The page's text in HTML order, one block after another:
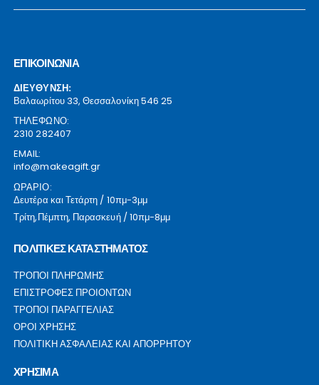
ΕΠΙΚΟΙΝΩΝΙΑ
ΔΙΕΥΘΥΝΣΗ:
Βαλαωρίτου 33, Θεσσαλονίκη 546 25
ΤΗΛΕΦΩΝΟ:
2310 282407
EMAIL:
info@makeagift.gr
ΩΡΑΡΙΟ:
Δευτέρα και Τετάρτη / 10πμ-3μμ
Τρίτη,Πέμπτη, Παρασκευή / 10πμ-8μμ
ΠΟΛΙΤΙΚΕΣ ΚΑΤΑΣΤΗΜΑΤΟΣ
ΤΡΟΠΟΙ ΠΛΗΡΩΜΗΣ
ΕΠΙΣΤΡΟΦΕΣ ΠΡΟΙΟΝΤΩΝ
ΤΡΟΠΟΙ ΠΑΡΑΓΓΕΛΙΑΣ
ΟΡΟΙ ΧΡΗΣΗΣ
ΠΟΛΙΤΙΚΗ ΑΣΦΑΛΕΙΑΣ ΚΑΙ ΑΠΟΡΡΗΤΟΥ
ΧΡΗΣΙΜΑ